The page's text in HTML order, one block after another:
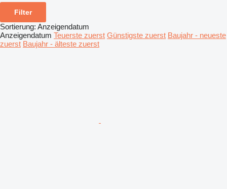
Filter
Sortierung: Anzeigendatum
Anzeigendatum Teuerste zuerst Günstigste zuerst Baujahr - neueste
zuerst Baujahr - älteste zuerst